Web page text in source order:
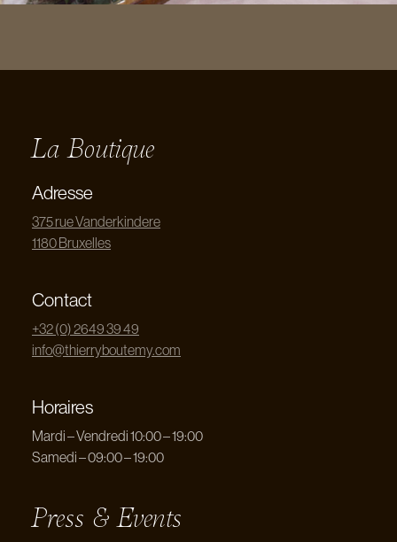
La Boutique
Adresse
375 rue Vanderkindere
1180 Bruxelles
Contact
+32 (0) 2649 39 49
info@thierryboutemy.com
Horaires
Mardi – Vendredi 10:00 – 19:00
Samedi – 09:00 – 19:00
Press & Events